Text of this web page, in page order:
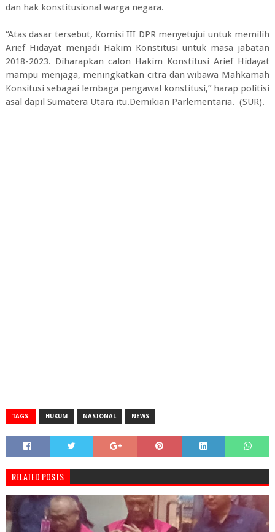
dan hak konstitusional warga negara.
“Atas dasar tersebut, Komisi III DPR menyetujui untuk memilih
Arief Hidayat menjadi Hakim Konstitusi untuk masa jabatan
2018-2023. Diharapkan calon Hakim Konstitusi Arief Hidayat
mampu menjaga, meningkatkan citra dan wibawa Mahkamah
Konsitusi sebagai lembaga pengawal konstitusi,” harap politisi
asal dapil Sumatera Utara itu.Demikian Parlementaria. (SUR).
TAGS: HUKUM NASIONAL NEWS
RELATED POSTS